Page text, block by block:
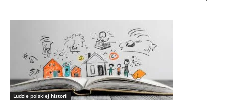
Ludzie polskiej historii